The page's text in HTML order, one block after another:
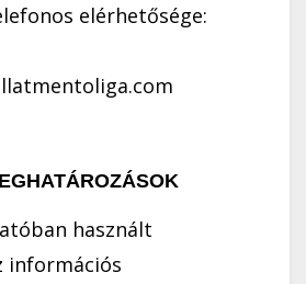
elérhetősége:
használt
információs